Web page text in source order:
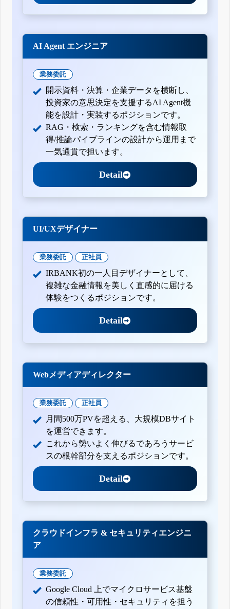
AI Agent エンジニア
業務委託
開示資料・決算・企業データを横断し、
投資家の意思決定を支援するAI Agent機
能を設計・実装するポジションです。
RAG・検索・ランキングを含む情報取
得/推論パイプラインの設計から運用まで
一気通貫で担います。
Detail
UI/UXデザイナー
業務委託 正社員
IRBANK初の一人目デザイナーとして、
複雑な金融情報を美しく直感的に届ける
体験をつくるポジションです。
Detail
Webメディアディレクター
業務委託 正社員
月間500万PVを超える、大規模DBサイト
を運営できます。
これから勢いよく伸びるであろうサービ
スの根幹部分を支えるポジションです。
Detail
クラウドインフラ & セキュリティエンジニ
ア
業務委託
Google Cloud 上でマイクロサービス基盤
の信頼性・可用性・セキュリティを担う